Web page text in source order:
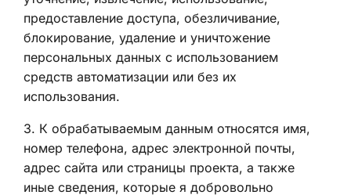
предоставление доступа, обезличивание,
блокирование, удаление и уничтожение
персональных данных с использованием
средств автоматизации или без их
использования.
3. К обрабатываемым данным относятся имя,
номер телефона, адрес электронной почты,
адрес сайта или страницы проекта, а также
иные сведения, которые я добровольно